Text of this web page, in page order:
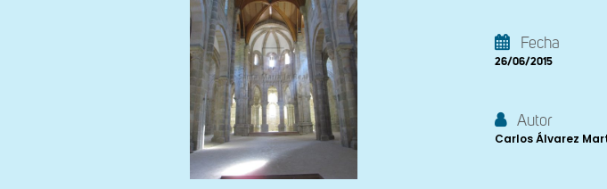
Fecha
26/06/2015
Autor
Carlos Álvarez